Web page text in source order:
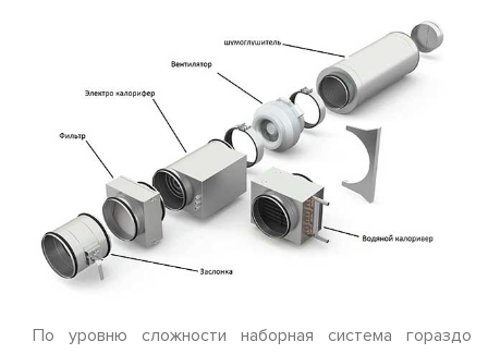
По уровню сложности наборная система гораздо